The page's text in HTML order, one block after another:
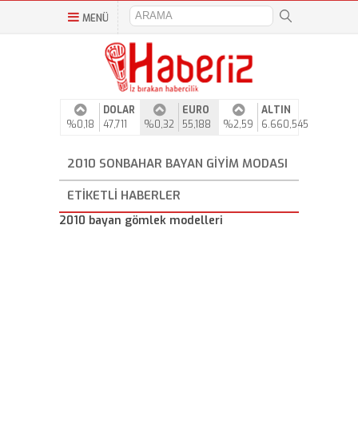
MENÜ
%0,18
DOLAR
47,711
%0,32
EURO
55,188
%2,59
ALTIN
6.660,545
2010 SONBAHAR BAYAN GIYIM MODASI
ETIKETLI HABERLER
2010 bayan gömlek modelleri